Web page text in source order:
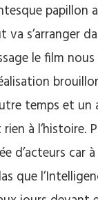
papillon
s’arranger
le film
temps et
à l’histoire.
d’acteurs car
que